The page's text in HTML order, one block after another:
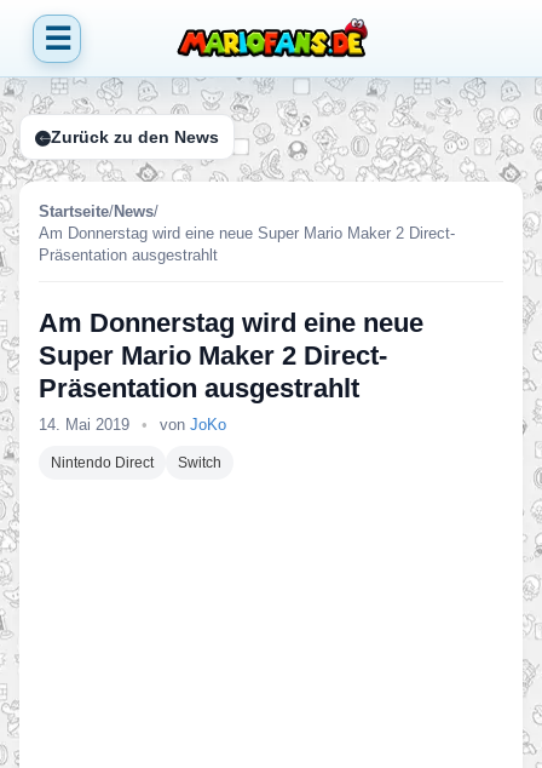
☰
Zurück zu den News
Startseite/News/
Am Donnerstag wird eine neue Super Mario Maker 2 Direct-
Präsentation ausgestrahlt
Am Donnerstag wird eine neue
Super Mario Maker 2 Direct-
Präsentation ausgestrahlt
14. Mai 2019 • von JoKo
Nintendo Direct Switch